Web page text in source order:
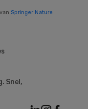
Springer Nature
Snel,